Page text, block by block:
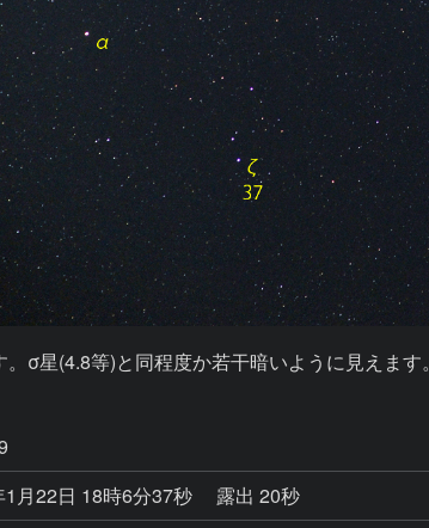
σ星(4.8等)と同程度か若干暗いように見えます。
月22日 18時6分37秒
露出 20秒